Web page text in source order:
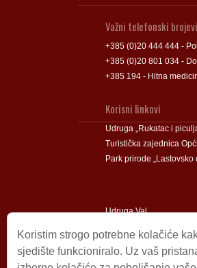
Važni telefonski brojevi
+385 (0)20 444 444 -
+385 (0)20 801 034 -
+385 194 - Hitna
Korisni linkovi
Udruga „Rukatac i
Turistička zajednica
Park prirode „Lastovsko
Udruga Val
Koristim strogo potrebne kolačiće
sjedište funkcioniralo. Uz vaš